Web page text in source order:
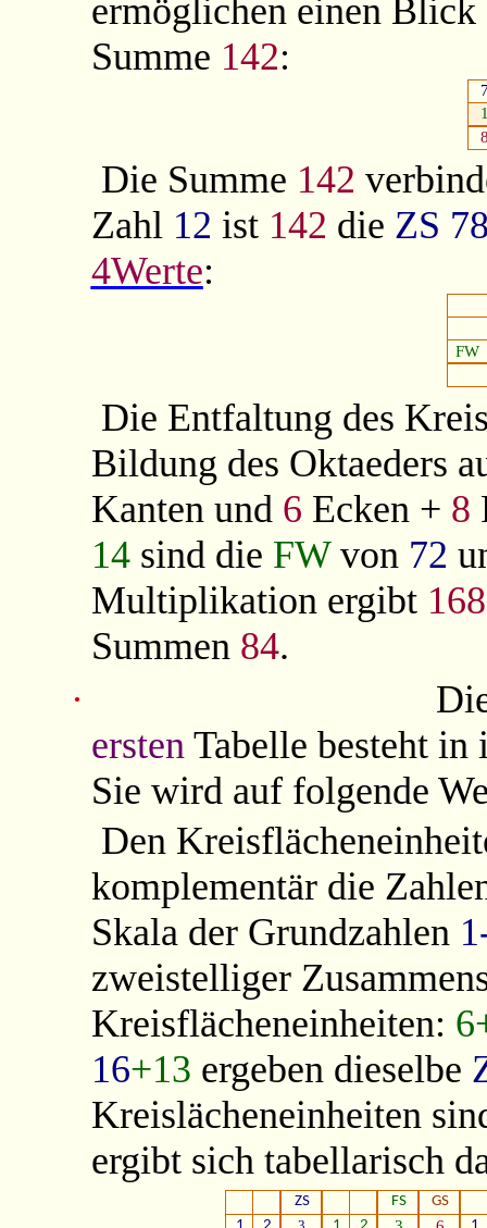
ermöglichen einen
Summe 142:
Die Summe 142
Zahl 12 ist 142 die ZS
4Werte:
FW
Die Entfaltung des
Bildung des Oktaeders
Kanten und 6 Ecken + 8
14sind die FWvon 72
Multiplikation ergibt 168
Summen 84.
·
ersten Tabelle besteht
Sie wird auf folgende
Den
komplementär die
Skala der Grundzahlen
zweistelliger
Kreisflächeneinheiten:
16+13 ergeben dieselbe
Kreislächeneinheiten
ergibt sich tabellarisch
ZS FS
GS